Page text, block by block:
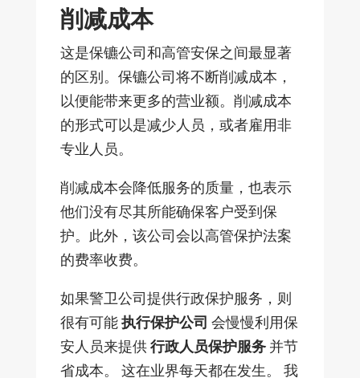
削减成本
这是保镳公司和高管安保之间最显著
的区别。保镳公司将不断削减成本，
以便能带来更多的营业额。削减成本
的形式可以是减少人员，或者雇用非
专业人员。
削减成本会降低服务的质量，也表示
他们没有尽其所能确保客户受到保
护。此外，该公司会以高管保护法案
的费率收费。
如果警卫公司提供行政保护服务，则
很有可能执行保护公司 会慢慢利用保
安人员来提供行政人员保护服务并节
省成本。 这在业界每天都在发生。 我